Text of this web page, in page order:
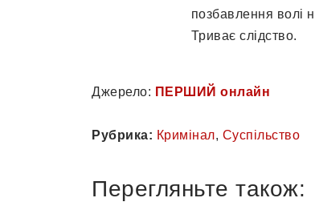
позбавлення волі
Триває слідство.
Джерело: ПЕРШИЙ онлайн
Рубрика: Кримінал, Суспільство
Перегляньте також: